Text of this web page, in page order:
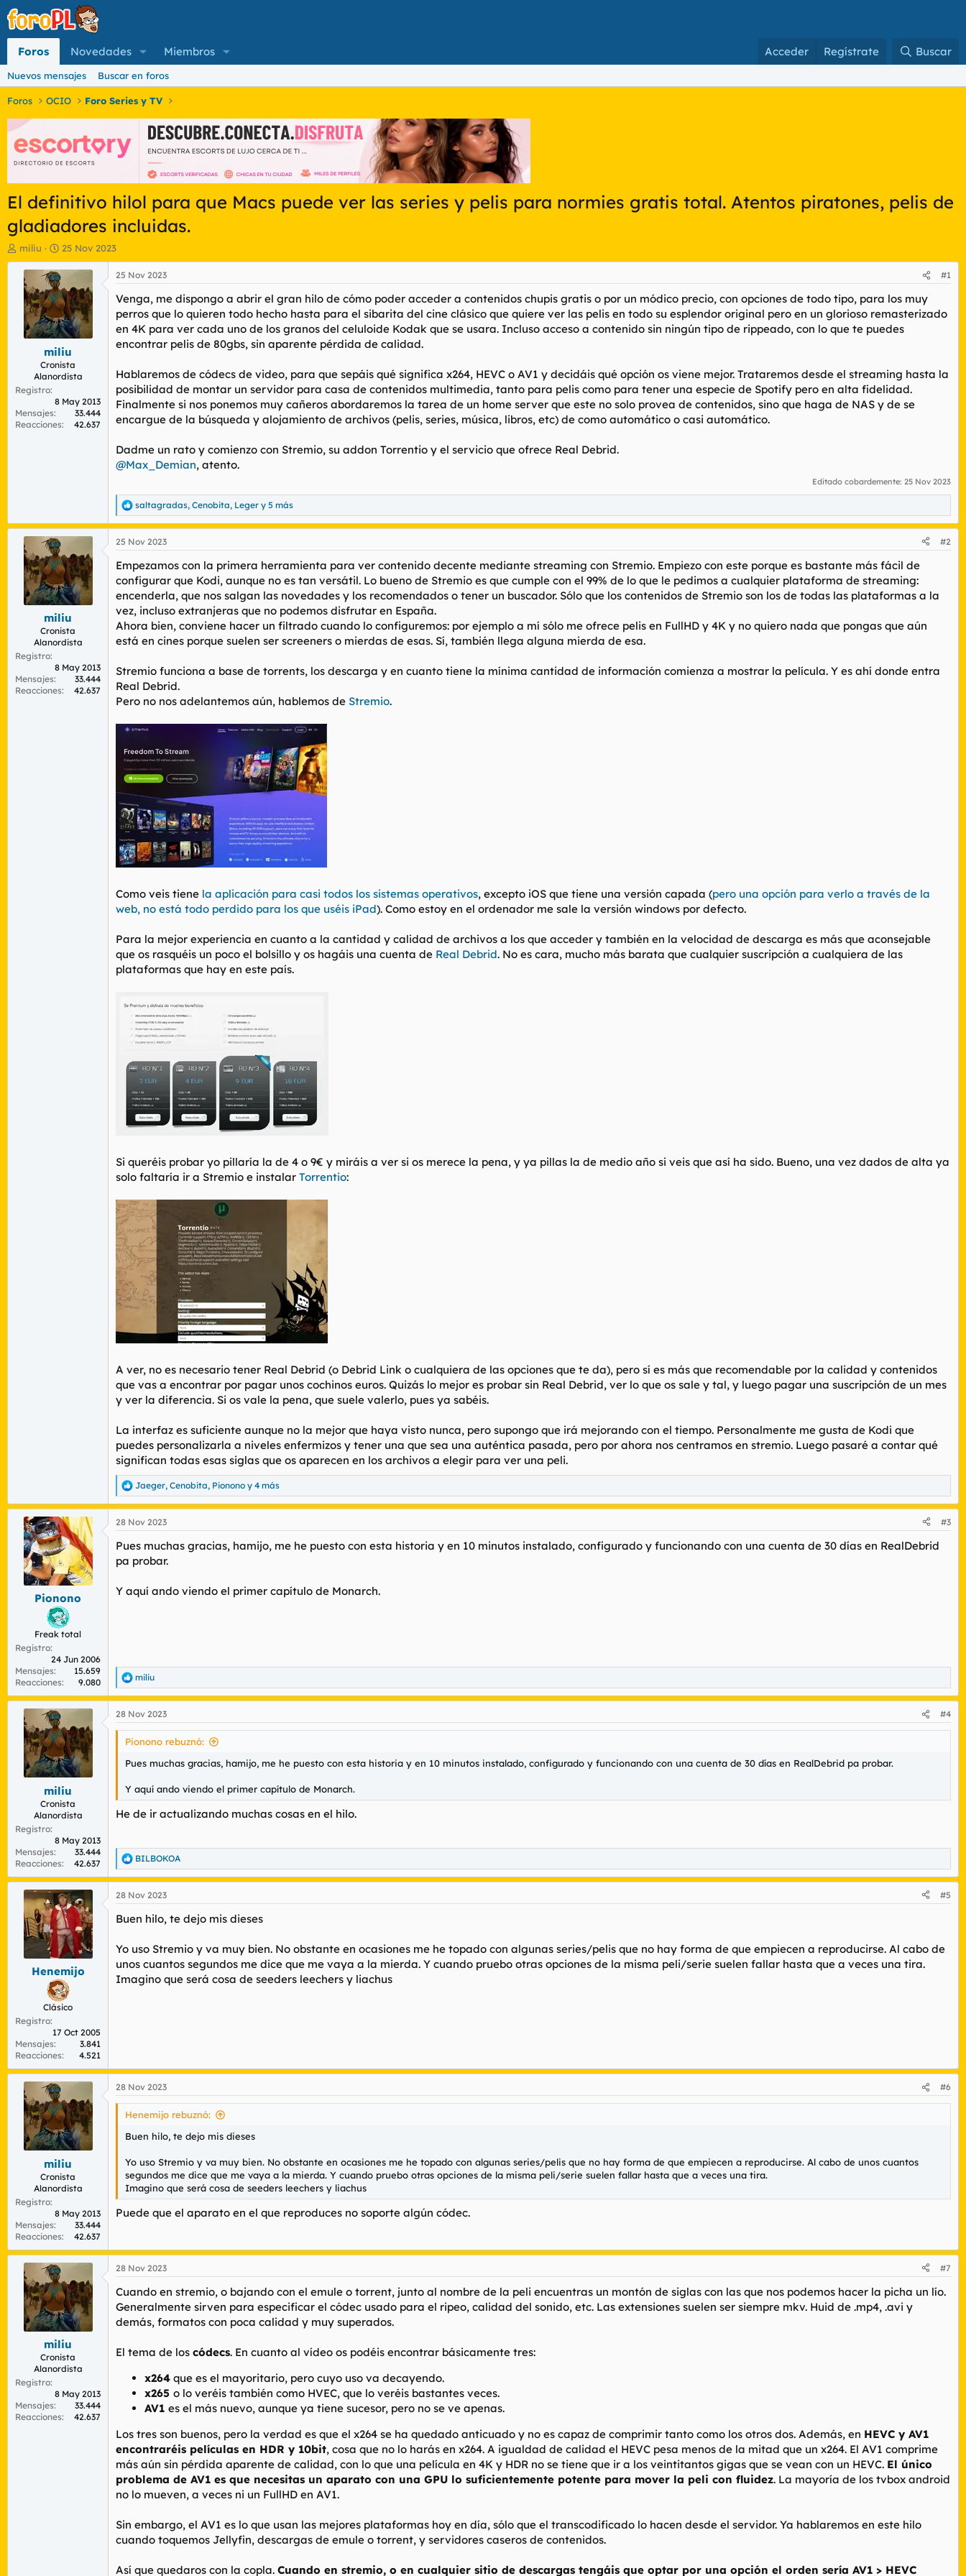
Foros Novedades Miembros Acceder Regístrate Buscar
Nuevos mensajes Buscar en foros
Foros OCIO Foro Series y TV
El definitivo hilol para que Macs puede ver las series y pelis para normies gratis total. Atentos piratones, pelis de
gladiadores incluidas.
I
n
a
d
o
l
e
m
miliu
F
e
c
h
a
d
e
i
n
i
c
o
25 Nov 2023
miliu
Cronista
Alanordista
Registro
8 May 2013
Mensajes
33.444
Reacciones
42.637
25 Nov 2023 #1
Venga, me dispongo a abrir el gran hilo de cómo poder acceder a contenidos chupis gratis o por un módico precio, con opciones de todo tipo, para los muy
perros que lo quieren todo hecho hasta para el sibarita del cine clásico que quiere ver las pelis en todo su esplendor original pero en un glorioso remasterizado
en 4K para ver cada uno de los granos del celuloide Kodak que se usara. Incluso acceso a contenido sin ningún tipo de rippeado, con lo que te puedes
encontrar pelis de 80gbs, sin aparente pérdida de calidad.
Hablaremos de códecs de video, para que sepáis qué significa x264, HEVC o AV1 y decidáis qué opción os viene mejor. Trataremos desde el streaming hasta la
posibilidad de montar un servidor para casa de contenidos multimedia, tanto para pelis como para tener una especie de Spotify pero en alta fidelidad.
Finalmente si nos ponemos muy cañeros abordaremos la tarea de un home server que este no solo provea de contenidos, sino que haga de NAS y de se
encargue de la búsqueda y alojamiento de archivos (pelis, series, música, libros, etc) de como automático o casi automático.
Dadme un rato y comienzo con Stremio, su addon Torrentio y el servicio que ofrece Real Debrid.
@Max_Demian, atento.
Editado cobardemente: 25 Nov 2023
R
e
a
c
i
o
e
s
:
saltagradas, Cenobita, Leger y 5 más
miliu
Cronista
Alanordista
Registro
8 May 2013
Mensajes
33.444
Reacciones
42.637
25 Nov 2023 #2
Empezamos con la primera herramienta para ver contenido decente mediante streaming con Stremio. Empiezo con este porque es bastante más fácil de
configurar que Kodi, aunque no es tan versátil. Lo bueno de Stremio es que cumple con el 99% de lo que le pedimos a cualquier plataforma de streaming:
encenderla, que nos salgan las novedades y los recomendados o tener un buscador. Sólo que los contenidos de Stremio son los de todas las plataformas a la
vez, incluso extranjeras que no podemos disfrutar en España.
Ahora bien, conviene hacer un filtrado cuando lo configuremos: por ejemplo a mí sólo me ofrece pelis en FullHD y 4K y no quiero nada que pongas que aún
está en cines porque suelen ser screeners o mierdas de esas. Sí, también llega alguna mierda de esa.
Stremio funciona a base de torrents, los descarga y en cuanto tiene la mínima cantidad de información comienza a mostrar la película. Y es ahí donde entra
Real Debrid.
Pero no nos adelantemos aún, hablemos de Stremio.
Como veis tiene la aplicación para casi todos los sistemas operativos, excepto iOS que tiene una versión capada (pero una opción para verlo a través de la
web, no está todo perdido para los que uséis iPad). Como estoy en el ordenador me sale la versión windows por defecto.
Para la mejor experiencia en cuanto a la cantidad y calidad de archivos a los que acceder y también en la velocidad de descarga es más que aconsejable
que os rasquéis un poco el bolsillo y os hagáis una cuenta de Real Debrid. No es cara, mucho más barata que cualquier suscripción a cualquiera de las
plataformas que hay en este país.
Si queréis probar yo pillaría la de 4 o 9€ y miráis a ver si os merece la pena, y ya pillas la de medio año si veis que así ha sido. Bueno, una vez dados de alta ya
solo faltaría ir a Stremio e instalar Torrentio:
A ver, no es necesario tener Real Debrid (o Debrid Link o cualquiera de las opciones que te da), pero sí es más que recomendable por la calidad y contenidos
que vas a encontrar por pagar unos cochinos euros. Quizás lo mejor es probar sin Real Debrid, ver lo que os sale y tal, y luego pagar una suscripción de un mes
y ver la diferencia. Si os vale la pena, que suele valerlo, pues ya sabéis.
La interfaz es suficiente aunque no la mejor que haya visto nunca, pero supongo que irá mejorando con el tiempo. Personalmente me gusta de Kodi que
puedes personalizarla a niveles enfermizos y tener una que sea una auténtica pasada, pero por ahora nos centramos en stremio. Luego pasaré a contar qué
significan todas esas siglas que os aparecen en los archivos a elegir para ver una peli.
R
e
a
c
i
o
s
Jaeger, Cenobita, Pionono y 4 más
Pionono
Freak total
Registro
24 Jun 2006
Mensajes
15.659
Reacciones
9.080
28 Nov 2023 #3
Pues muchas gracias, hamijo, me he puesto con esta historia y en 10 minutos instalado, configurado y funcionando con una cuenta de 30 días en RealDebrid
pa probar.
Y aquí ando viendo el primer capítulo de Monarch.
R
e
a
c
c
miliu
miliu
Cronista
Alanordista
Registro
8 May 2013
Mensajes
33.444
Reacciones
42.637
28 Nov 2023 #4
Pionono rebuznó:
Pues muchas gracias, hamijo, me he puesto con esta historia y en 10 minutos instalado, configurado y funcionando con una cuenta de 30 días en RealDebrid pa probar.
Y aquí ando viendo el primer capítulo de Monarch.
He de ir actualizando muchas cosas en el hilo.
R
e
a
c
i
n
e
s
:
BILBOKOA
Henemijo
Clásico
Registro
17 Oct 2005
Mensajes
3.841
Reacciones
4.521
28 Nov 2023 #5
Buen hilo, te dejo mis dieses
Yo uso Stremio y va muy bien. No obstante en ocasiones me he topado con algunas series/pelis que no hay forma de que empiecen a reproducirse. Al cabo de
unos cuantos segundos me dice que me vaya a la mierda. Y cuando pruebo otras opciones de la misma peli/serie suelen fallar hasta que a veces una tira.
Imagino que será cosa de seeders leechers y liachus
miliu
Cronista
Alanordista
Registro
8 May 2013
Mensajes
33.444
Reacciones
42.637
28 Nov 2023 #6
Henemijo rebuznó:
Buen hilo, te dejo mis dieses
Yo uso Stremio y va muy bien. No obstante en ocasiones me he topado con algunas series/pelis que no hay forma de que empiecen a reproducirse. Al cabo de unos cuantos
segundos me dice que me vaya a la mierda. Y cuando pruebo otras opciones de la misma peli/serie suelen fallar hasta que a veces una tira.
Imagino que será cosa de seeders leechers y liachus
Puede que el aparato en el que reproduces no soporte algún códec.
miliu
Cronista
Alanordista
Registro
8 May 2013
Mensajes
33.444
Reacciones
42.637
28 Nov 2023 #7
Cuando en stremio, o bajando con el emule o torrent, junto al nombre de la peli encuentras un montón de siglas con las que nos podemos hacer la picha un lío.
Generalmente sirven para especificar el códec usado para el ripeo, calidad del sonido, etc. Las extensiones suelen ser siempre mkv. Huid de .mp4, .avi y
demás, formatos con poca calidad y muy superados.
El tema de los códecs. En cuanto al vídeo os podéis encontrar básicamente tres:
x264 que es el mayoritario, pero cuyo uso va decayendo.
x265 o lo veréis también como HVEC, que lo veréis bastantes veces.
AV1 es el más nuevo, aunque ya tiene sucesor, pero no se ve apenas.
Los tres son buenos, pero la verdad es que el x264 se ha quedado anticuado y no es capaz de comprimir tanto como los otros dos. Además, en HEVC y AV1
encontraréis películas en HDR y 10bit, cosa que no lo harás en x264. A igualdad de calidad el HEVC pesa menos de la mitad que un x264. El AV1 comprime
más aún sin pérdida aparente de calidad, con lo que una película en 4K y HDR no se tiene que ir a los veintitantos gigas que se vean con un HEVC. El único
problema de AV1 es que necesitas un aparato con una GPU lo suficientemente potente para mover la peli con fluidez. La mayoría de los tvbox android
no lo mueven, a veces ni un FullHD en AV1.
Sin embargo, el AV1 es lo que usan las mejores plataformas hoy en día, sólo que el transcodificado lo hacen desde el servidor. Ya hablaremos en este hilo
cuando toquemos Jellyfin, descargas de emule o torrent, y servidores caseros de contenidos.
Así que quedaros con la copla. Cuando en stremio, o en cualquier sitio de descargas tengáis que optar por una opción el orden sería AV1 > HEVC